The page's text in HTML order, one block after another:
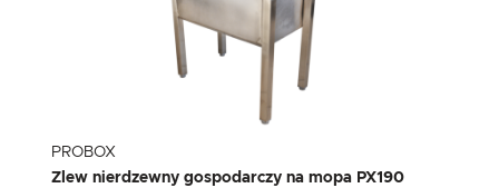
PROBOX
Zlew nierdzewny gospodarczy na mopa PX190